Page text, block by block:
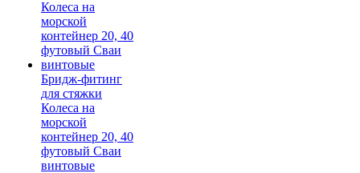
Бридж-фитинг
для стяжки
Колеса на
морской
контейнер 20, 40
футовый Сваи
винтовые